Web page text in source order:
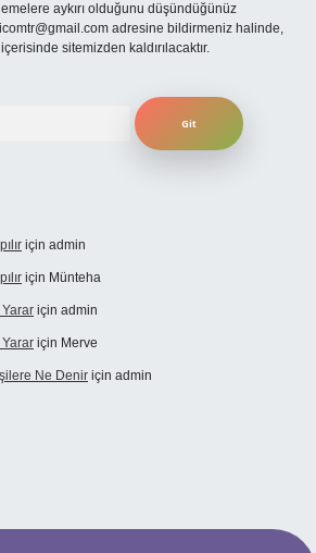
aykırı olduğunu düşündüğünüz
adresine bildirmeniz halinde,
sitemizden kaldırılacaktır.
için admin
için Münteha
için admin
için Merve
Ne Denir için admin